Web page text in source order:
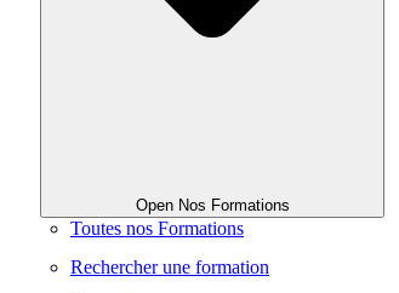
Open Nos Formations
Toutes nos Formations
Rechercher une formation